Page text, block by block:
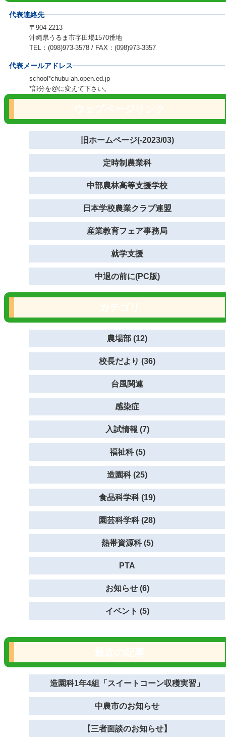
代表連絡先
〒904-2213
沖縄県うるま市字田場1570番地
TEL：(098)973-3578 / FAX：(098)973-3357
代表メールアドレス
school*chubu-ah.open.ed.jp
*部分を@に変えて下さい。
旧ホームページ(-2023/03)
定時制農業科
中部農林高等支援学校
日本学校農業クラブ連盟
産業教育フェア事務局
就学支援
中退の前に(PC版)
農場部 (12)
校長だより (36)
台風関連
感染症
入試情報 (7)
福祉科 (5)
造園科 (25)
食品科学科 (19)
園芸科学科 (28)
熱帯資源科 (5)
PTA
お知らせ (6)
イベント (5)
造園科1年4組「スイートコーン収穫実習」
中農市のお知らせ
【三者面談のお知らせ】